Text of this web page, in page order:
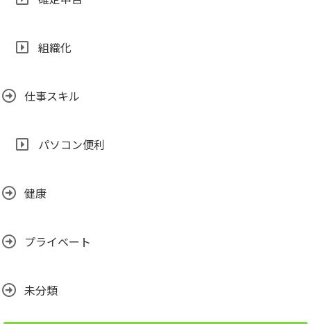
組織化
仕事スキル
パソコン便利
健康
プライベート
未分類